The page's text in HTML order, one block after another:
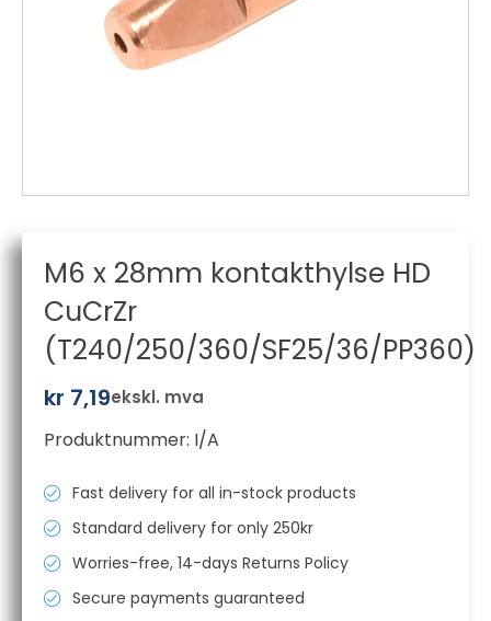
M6 x 28mm kontakthylse HD
CuCrZr
(T240/250/360/SF25/36/PP360)
kr 7,19ekskl. mva
Produktnummer: I/A
Fast delivery for all in-stock products
Standard delivery for only 250kr
Worries-free, 14-days Returns Policy
Secure payments guaranteed